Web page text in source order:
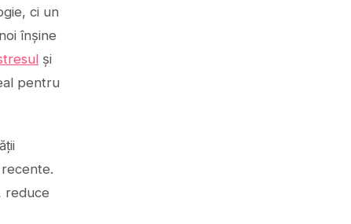
ci un
înșine
și
pentru
reduce